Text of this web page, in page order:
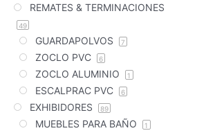
REMATES & TERMINACIONES
49
GUARDAPOLVOS 7
ZOCLO PVC 6
ZOCLO ALUMINIO 1
ESCALPRAC PVC 6
EXHIBIDORES 89
MUEBLES PARA BAÑO 1